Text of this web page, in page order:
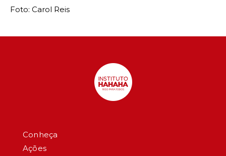
Foto: Carol Reis
Conheça
Ações